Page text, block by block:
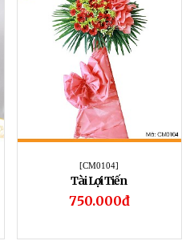
[CM0104]
Tài Lợi Tiến
750.000đ